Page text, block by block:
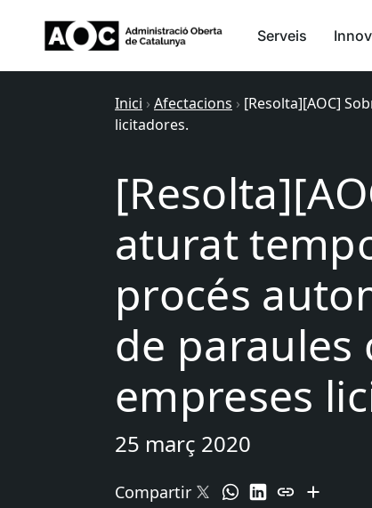
Serveis
Inici › Afectacions › [Resolta][AOC]
licitadores.
aturat
procés
de paraules
empreses
25 març 2020
Compartir